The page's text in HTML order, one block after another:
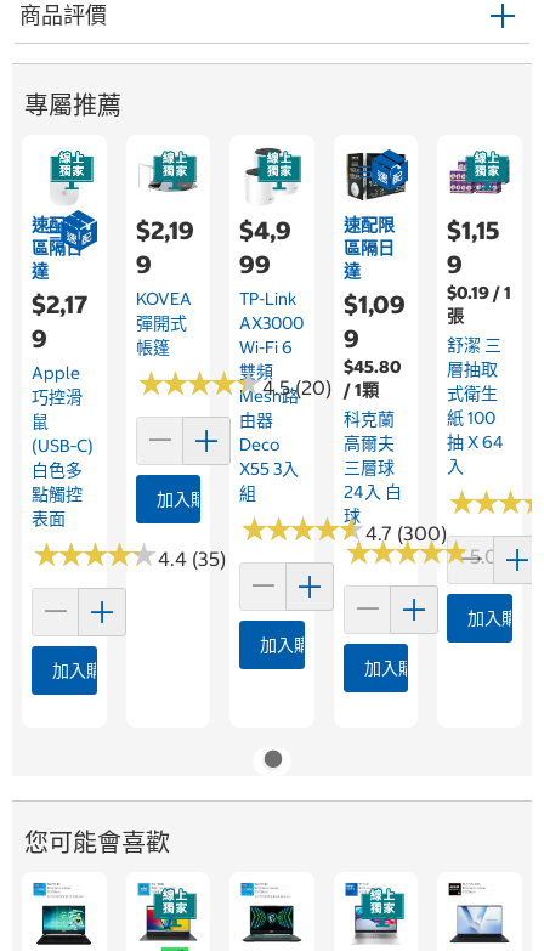
商品評價
專屬推薦
速配限
區隔日
達
$2,17
9
Apple
巧控滑
鼠
(USB‑C)
白色多
點觸控
表面
★★★★★
★★★★★4.4 (35)
加入購物車
$2,19
9
KOVEA
彈開式
帳篷
★★★★★
★★★★★4.5 (20)
加入購物車
$4,9
99
TP-Link
AX3000
Wi-Fi 6
雙頻
Mesh路
由器
Deco
X55 3入
組
★★★★★
★★★★★4.7 (300)
加入購物車
速配限
區隔日
達
$1,09
9
$45.80
/ 1顆
科克蘭
高爾夫
三層球
24入 白
球
★★★★★
★★★★★5.0 (1)
加入購物車
$1,15
9
$0.19 / 1
張
舒潔 三
層抽取
式衛生
紙 100
抽 X 64
入
★★★
★★★
加入購物
您可能會喜歡